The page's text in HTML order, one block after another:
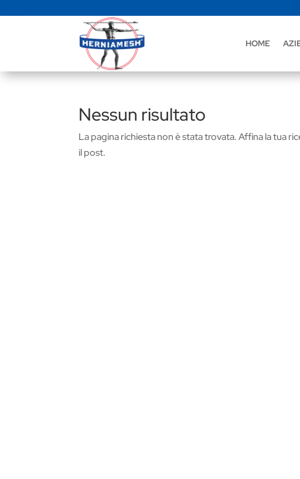
HOME
Nessun risultato
La pagina richiesta non è stata trovata. Affina la tua
il post.